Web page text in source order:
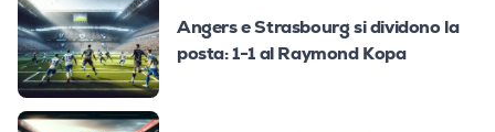
Angers e Strasbourg si dividono la
posta: 1-1 al Raymond Kopa